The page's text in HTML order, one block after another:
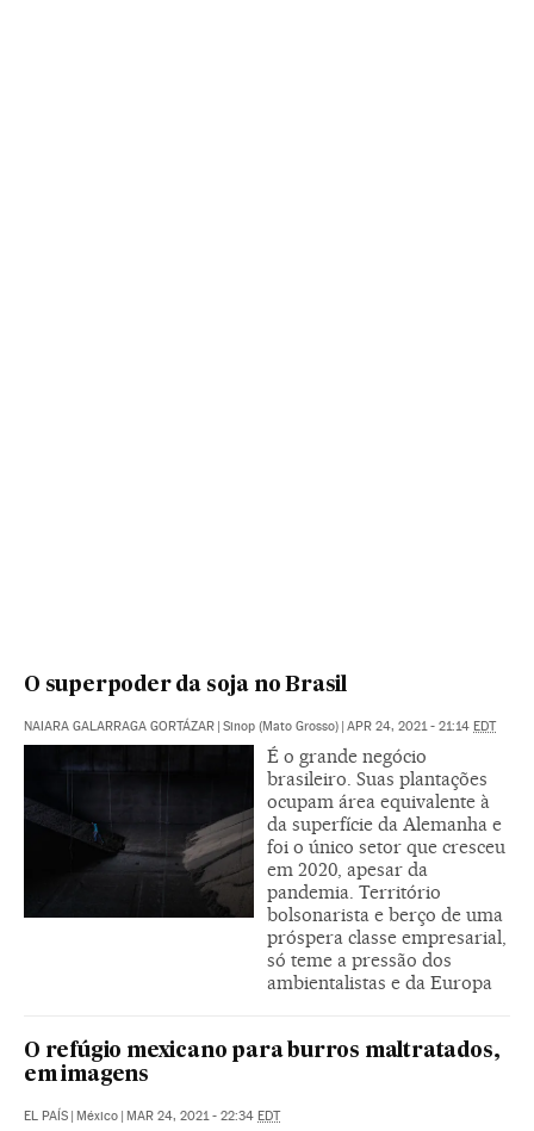
O superpoder da soja no Brasil
NAIARA GALARRAGA GORTÁZAR Sinop (Mato Grosso) APR 24, 2021 - 21:14 EDT
É o grande negócio
brasileiro. Suas plantações
ocupam área equivalente à
da superfície da Alemanha e
foi o único setor que cresceu
em 2020, apesar da
pandemia. Território
bolsonarista e berço de uma
próspera classe empresarial,
só teme a pressão dos
ambientalistas e da Europa
O refúgio mexicano para burros maltratados,
em imagens
EL PAÍS México MAR 24, 2021 - 22:34 EDT